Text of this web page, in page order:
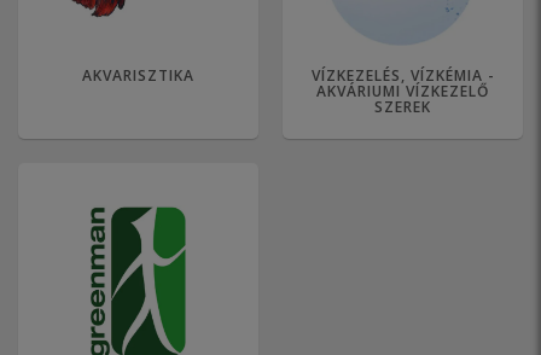
AKVARISZTIKA VÍZKEZELÉS, VÍZKÉMIA -
AKVÁRIUMI VÍZKEZELŐ
SZEREK